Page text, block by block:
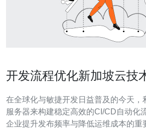
开发流程优化新加坡云技
在全球化与敏捷开发日益普及的今天，
服务器来构建稳定高效的CI/CD自动化
企业提升发布频率与降低运维成本的重